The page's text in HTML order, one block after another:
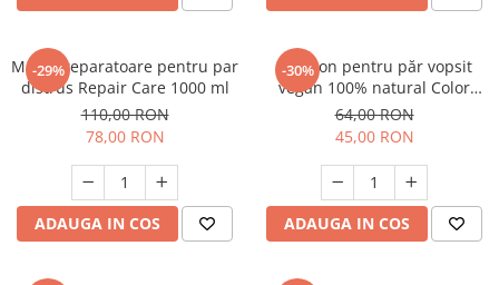
-29%
Masca reparatoare pentru par
distrus Repair Care 1000 ml
110,00 RON
78,00 RON
ADAUGA IN COS
-30%
Șampon pentru păr vopsit
vegan 100% natural Color
Protect 250 ml
64,00 RON
45,00 RON
ADAUGA IN COS